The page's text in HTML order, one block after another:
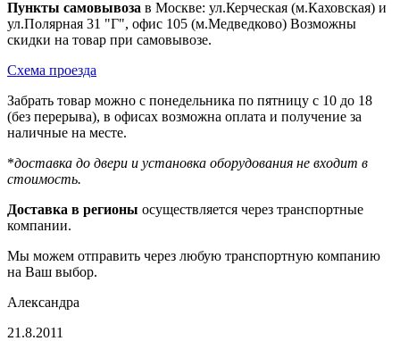
Пункты самовывоза в Москве: ул.Керческая (м.Каховская) и
ул.Полярная 31 "Г", офис 105 (м.Медведково) Возможны
скидки на товар при самовывозе.
Схема проезда
Забрать товар можно с понедельника по пятницу с 10 до 18
(без перерыва), в офисах возможна оплата и получение за
наличные на месте.
*доставка до двери и установка оборудования не входит в
стоимость.
Доставка в регионы осуществляется через транспортные
компании.
Мы можем отправить через любую транспортную компанию
на Ваш выбор.
Александра
21.8.2011